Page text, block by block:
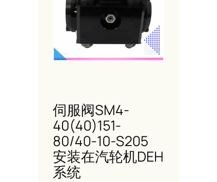
伺服阀SM4-
40(40)151-
80/40-10-S205
安装在汽轮机DEH
系统